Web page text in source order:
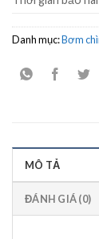
Danh mục:Bơm
MÔ TẢ
ĐÁNH GIÁ (0)